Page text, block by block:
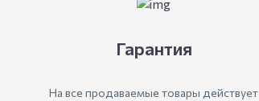
Гарантия
На все продаваемые товары действует